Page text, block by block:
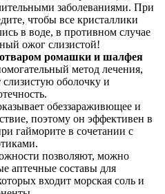
заболеваниями. При
чтобы все кристаллики
в воде, в противном случае
ожог слизистой!
ромашки и шалфея
метод лечения,
оболочку и
обеззараживющее и
поэтому он эффективен в
гайморите в сочетании с
позволяют, можно
аптечные составы для
входит морская соль и